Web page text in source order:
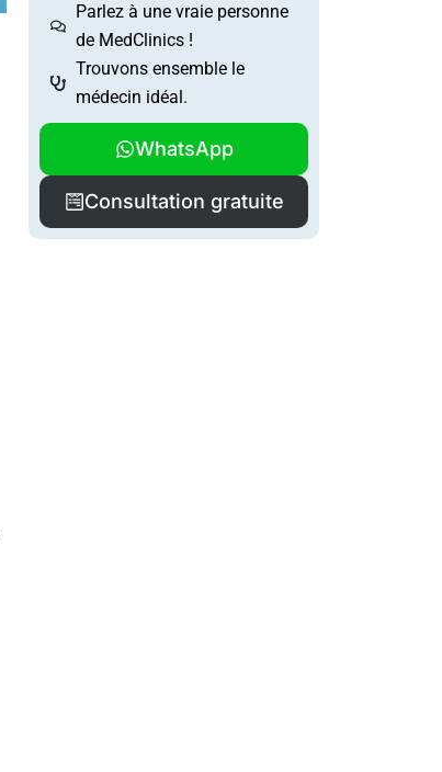
Parlez à une vraie personne
de MedClinics !
Trouvons ensemble le
médecin idéal.
WhatsApp
Consultation gratuite